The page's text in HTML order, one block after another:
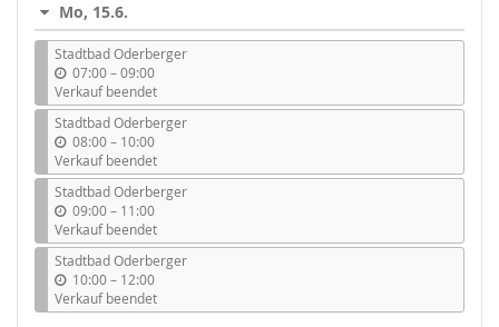
auswählen
Mo, 15.6.
Stadtbad Oderberger
07:00–b
i
s
09:00
Verkauf beendet
Stadtbad Oderberger
08:00–b
i
s
10:00
Verkauf beendet
Stadtbad Oderberger
09:00–b
i
s
11:00
Verkauf beendet
Stadtbad Oderberger
10:00–b
i
s
12:00
Verkauf beendet